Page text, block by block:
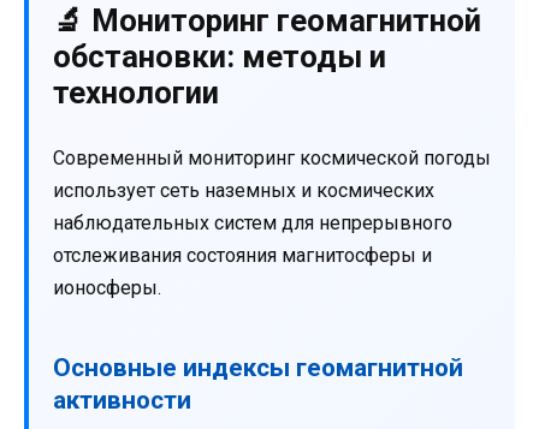
🔬 Мониторинг геомагнитной
обстановки: методы и
технологии
Современный мониторинг космической погоды
использует сеть наземных и космических
наблюдательных систем для непрерывного
отслеживания состояния магнитосферы и
ионосферы.
Основные индексы геомагнитной
активности